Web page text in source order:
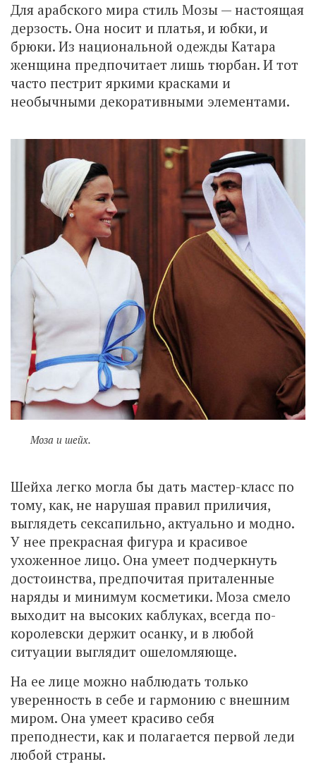
Для арабского мира стиль Мозы — настоящая
дерзость. Она носит и платья, и юбки, и
брюки. Из национальной одежды Катара
женщина предпочитает лишь тюрбан. И тот
часто пестрит яркими красками и
необычными декоративными элементами.
Моза и шейх.
Шейха легко могла бы дать мастер-класс по
тому, как, не нарушая правил приличия,
выглядеть сексапильно, актуально и модно.
У нее прекрасная фигура и красивое
ухоженное лицо. Она умеет подчеркнуть
достоинства, предпочитая приталенные
наряды и минимум косметики. Моза смело
выходит на высоких каблуках, всегда по-
королевски держит осанку, и в любой
ситуации выглядит ошеломляюще.
На ее лице можно наблюдать только
уверенность в себе и гармонию с внешним
миром. Она умеет красиво себя
преподнести, как и полагается первой леди
любой страны.